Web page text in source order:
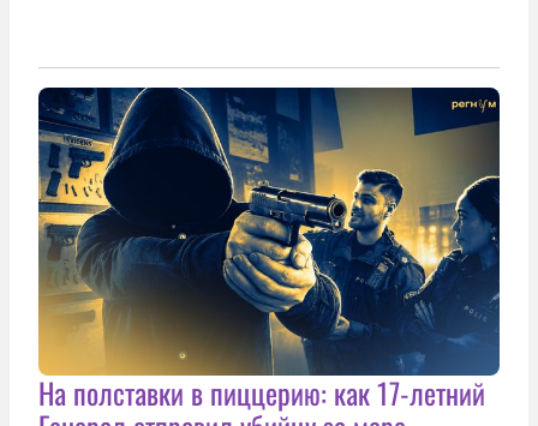
На полставки в пиццерию: как 17-летний